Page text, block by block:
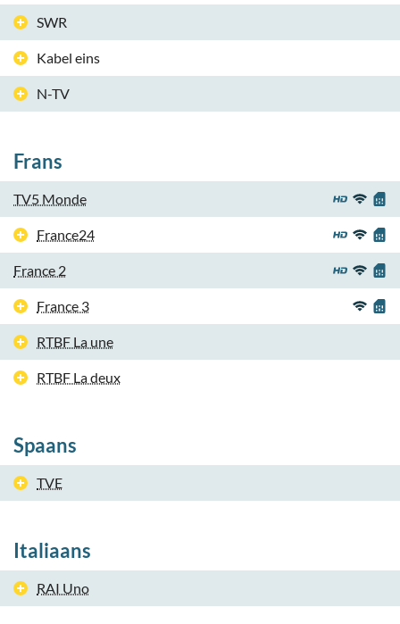
SWR
Kabel eins
N-TV
Frans
TV5 Monde
France24
France 2
France 3
RTBF La une
RTBF La deux
Spaans
TVE
Italiaans
RAI Uno